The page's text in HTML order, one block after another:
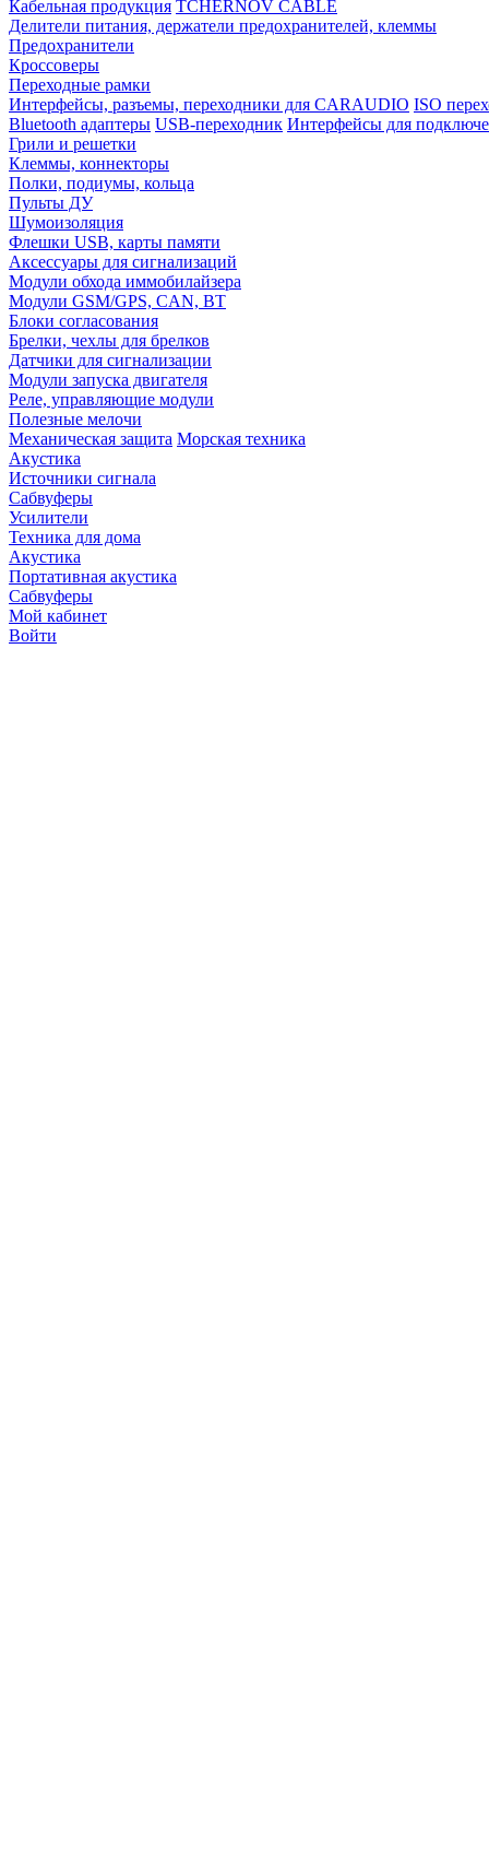
Кабельная продукция TCHERNOV CABLE
Делители питания, держатели предохранителей, клеммы
Предохранители
Кроссоверы
Переходные рамки
Интерфейсы, разъемы, переходники для CARAUDIO ISO
Bluetooth адаптеры USB-переходник Интерфейсы для
Грили и решетки
Клеммы, коннекторы
Полки, подиумы, кольца
Пульты ДУ
Шумоизоляция
Флешки USB, карты памяти
Аксессуары для сигнализаций
Модули обхода иммобилайзера
Модули GSM/GPS, CAN, BT
Блоки согласования
Брелки, чехлы для брелков
Датчики для сигнализации
Модули запуска двигателя
Реле, управляющие модули
Полезные мелочи
Механическая защита Морская техника
Акустика
Источники сигнала
Сабвуферы
Усилители
Техника для дома
Акустика
Портативная акустика
Сабвуферы
Мой кабинет
Войти